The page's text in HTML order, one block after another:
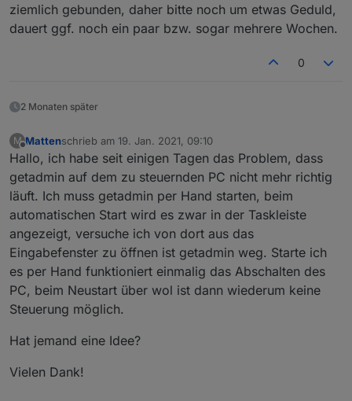
ziemlich gebunden, daher bitte noch um etwas Geduld,
dauert ggf. noch ein paar bzw. sogar mehrere Wochen.
0
2 Monaten später
M
Offline
Mattenschrieb am 19. Jan. 2021, 09:10
zuletzt editiert von
Hallo, ich habe seit einigen Tagen das Problem, dass
getadmin auf dem zu steuernden PC nicht mehr richtig
läuft. Ich muss getadmin per Hand starten, beim
automatischen Start wird es zwar in der Taskleiste
angezeigt, versuche ich von dort aus das
Eingabefenster zu öffnen ist getadmin weg. Starte ich
es per Hand funktioniert einmalig das Abschalten des
PC, beim Neustart über wol ist dann wiederum keine
Steuerung möglich.
Hat jemand eine Idee?
Vielen Dank!